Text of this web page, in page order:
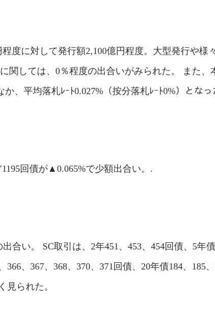
度に対して発行額2,100億円程度。大型発行や様
関しては、0％程度の出合いがみられた。 また、
、平均落札ﾚｰﾄ0.027%（按分落札ﾚｰﾄ0%）となっ
回債が▲0.065%で少額出合い。.
い。 SC取引は、2年451、453、454回債、5年債
366、367、368、370、371回債、20年債184、185
見られた。